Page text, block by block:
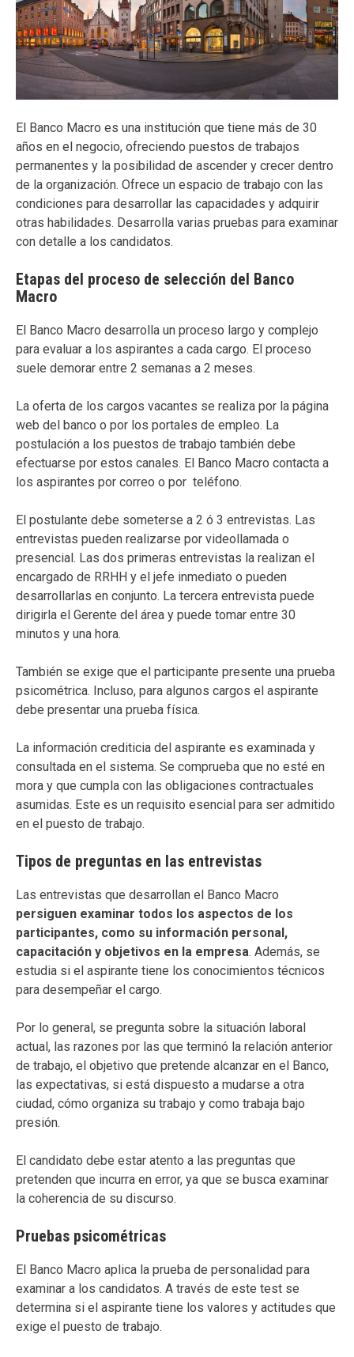
El Banco Macro es una institución que tiene más de 30
años en el negocio, ofreciendo puestos de trabajos
permanentes y la posibilidad de ascender y crecer dentro
de la organización. Ofrece un espacio de trabajo con las
condiciones para desarrollar las capacidades y adquirir
otras habilidades. Desarrolla varias pruebas para examinar
con detalle a los candidatos.
Etapas del proceso de selección del Banco
Macro
El Banco Macro desarrolla un proceso largo y complejo
para evaluar a los aspirantes a cada cargo. El proceso
suele demorar entre 2 semanas a 2 meses.
La oferta de los cargos vacantes se realiza por la página
web del banco o por los portales de empleo. La
postulación a los puestos de trabajo también debe
efectuarse por estos canales. El Banco Macro contacta a
los aspirantes por correo o por teléfono.
El postulante debe someterse a 2 ó 3 entrevistas. Las
entrevistas pueden realizarse por videollamada o
presencial. Las dos primeras entrevistas la realizan el
encargado de RRHH y el jefe inmediato o pueden
desarrollarlas en conjunto. La tercera entrevista puede
dirigirla el Gerente del área y puede tomar entre 30
minutos y una hora.
También se exige que el participante presente una prueba
psicométrica. Incluso, para algunos cargos el aspirante
debe presentar una prueba física.
La información crediticia del aspirante es examinada y
consultada en el sistema. Se comprueba que no esté en
mora y que cumpla con las obligaciones contractuales
asumidas. Este es un requisito esencial para ser admitido
en el puesto de trabajo.
Tipos de preguntas en las entrevistas
Las entrevistas que desarrollan el Banco Macro
persiguen examinar todos los aspectos de los
participantes, como su información personal,
capacitación y objetivos en la empresa. Además, se
estudia si el aspirante tiene los conocimientos técnicos
para desempeñar el cargo.
Por lo general, se pregunta sobre la situación laboral
actual, las razones por las que terminó la relación anterior
de trabajo, el objetivo que pretende alcanzar en el Banco,
las expectativas, si está dispuesto a mudarse a otra
ciudad, cómo organiza su trabajo y como trabaja bajo
presión.
El candidato debe estar atento a las preguntas que
pretenden que incurra en error, ya que se busca examinar
la coherencia de su discurso.
Pruebas psicométricas
El Banco Macro aplica la prueba de personalidad para
examinar a los candidatos. A través de este test se
determina si el aspirante tiene los valores y actitudes que
exige el puesto de trabajo.